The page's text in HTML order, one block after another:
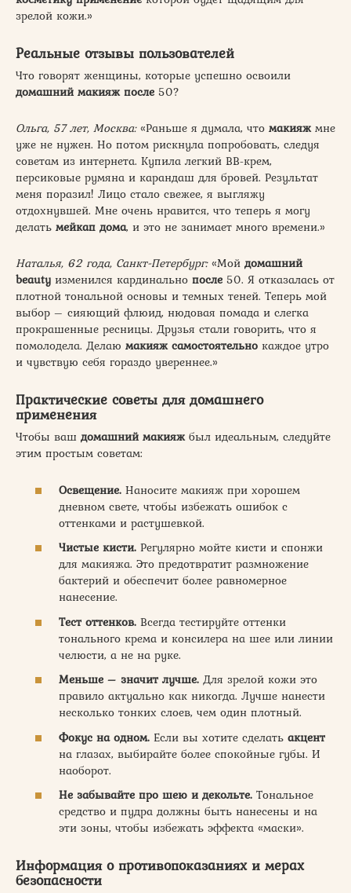
зрелой кожи.»
Реальные отзывы пользователей
Что говорят женщины, которые успешно освоили
домашний макияж после 50?
Ольга, 57 лет, Москва:«Раньше я думала, что макияжмне
уже не нужен. Но потом рискнула попробовать, следуя
советам из интернета. Купила легкий ВВ-крем,
персиковые румяна и карандаш для бровей. Результат
меня поразил! Лицо стало свежее, я выгляжу
отдохнувшей. Мне очень нравится, что теперь я могу
делать мейкап дома, и это не занимает много времени.»
Наталья, 62 года, Санкт-Петербург:«Мой домашний
beauty изменился кардинально после 50. Я отказалась от
плотной тональной основы и темных теней. Теперь мой
выбор – сияющий флюид, нюдовая помада и слегка
прокрашенные ресницы. Друзья стали говорить, что я
помолодела. Делаю макияж самостоятельно каждое утро
и чувствую себя гораздо увереннее.»
Практические советы для домашнего
применения
Чтобы ваш домашний макияжбыл идеальным, следуйте
этим простым советам:
Освещение. Наносите макияж при хорошем
дневном свете, чтобы избежать ошибок с
оттенками и растушевкой.
Чистые кисти. Регулярно мойте кисти и спонжи
для макияжа. Это предотвратит размножение
бактерий и обеспечит более равномерное
нанесение.
Тест оттенков. Всегда тестируйте оттенки
тонального крема и консилера на шее или линии
челюсти, а не на руке.
Меньше – значит лучше. Для зрелой кожи это
правило актуально как никогда. Лучше нанести
несколько тонких слоев, чем один плотный.
Фокус на одном. Если вы хотите сделать акцент
на глазах, выбирайте более спокойные губы. И
наоборот.
Не забывайте про шею и декольте. Тональное
средство и пудра должны быть нанесены и на
эти зоны, чтобы избежать эффекта «маски».
Информация о противопоказаниях и мерах
безопасности